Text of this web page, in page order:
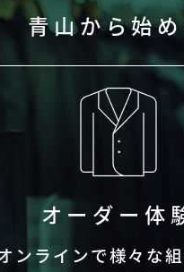
青山から始
オーダー体
ンラインで様々な